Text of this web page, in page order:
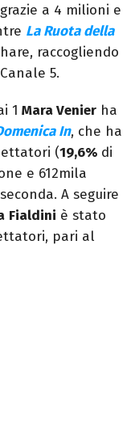
a 4 milioni e
La Ruota della
raccogliendo
5.
1 Mara Venier ha
In, che ha
(19,6% di
e 612mila
A seguire
Fialdini è stato
pari al